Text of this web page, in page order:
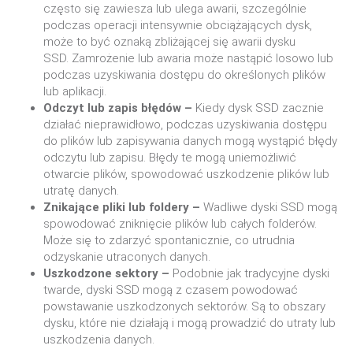
często się zawiesza lub ulega awarii, szczególnie
podczas operacji intensywnie obciążających dysk,
może to być oznaką zbliżającej się awarii dysku
SSD. Zamrożenie lub awaria może nastąpić losowo lub
podczas uzyskiwania dostępu do określonych plików
lub aplikacji.
Odczyt lub zapis błędów – Kiedy dysk SSD zacznie
działać nieprawidłowo, podczas uzyskiwania dostępu
do plików lub zapisywania danych mogą wystąpić błędy
odczytu lub zapisu. Błędy te mogą uniemożliwić
otwarcie plików, spowodować uszkodzenie plików lub
utratę danych.
Znikające pliki lub foldery – Wadliwe dyski SSD mogą
spowodować zniknięcie plików lub całych folderów.
Może się to zdarzyć spontanicznie, co utrudnia
odzyskanie utraconych danych.
Uszkodzone sektory – Podobnie jak tradycyjne dyski
twarde, dyski SSD mogą z czasem powodować
powstawanie uszkodzonych sektorów. Są to obszary
dysku, które nie działają i mogą prowadzić do utraty lub
uszkodzenia danych.